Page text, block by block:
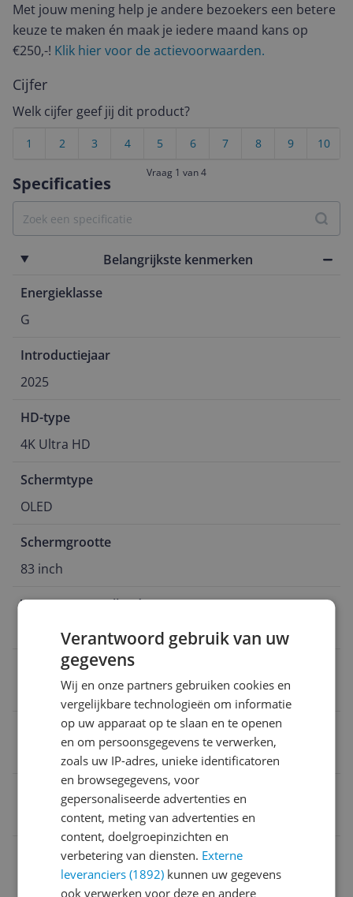
Specificaties
Belangrijkste kenmerken
Energieklasse
G
Introductiejaar
2025
HD-type
4K Ultra HD
Schermtype
OLED
Schermgrootte
83 inch
Verversingssnelheid
Smart Platform
Aantal HDMI poorten
8806097076223
Aansluitingen
Algemeen
Met jouw mening help je andere bezoekers een betere
keuze te maken én maak je iedere maand kans op
€250,-! Klik hier voor de actievoorwaarden.
Cijfer
Welk cijfer geef jij dit product?
10
9
8
7
6
5
4
3
2
1
Vraag 1 van 4
Verantwoord gebruik van uw
gegevens
Wij en onze partners gebruiken cookies en
vergelijkbare technologieën om informatie
op uw apparaat op te slaan en te openen
en om persoonsgegevens te verwerken,
zoals uw IP-adres, unieke identificatoren
en browsegegevens, voor
gepersonaliseerde advertenties en
content, meting van advertenties en
content, doelgroepinzichten en
verbetering van diensten. Externe
leveranciers (1892) kunnen uw gegevens
ook verwerken voor deze en andere